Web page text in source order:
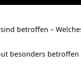
betroffen –
besonders betroffen